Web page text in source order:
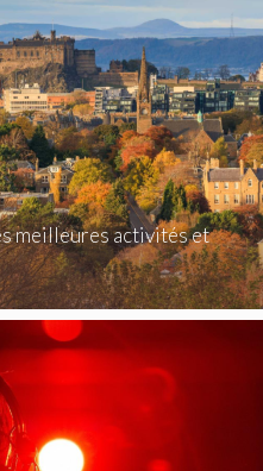
meilleures activités et